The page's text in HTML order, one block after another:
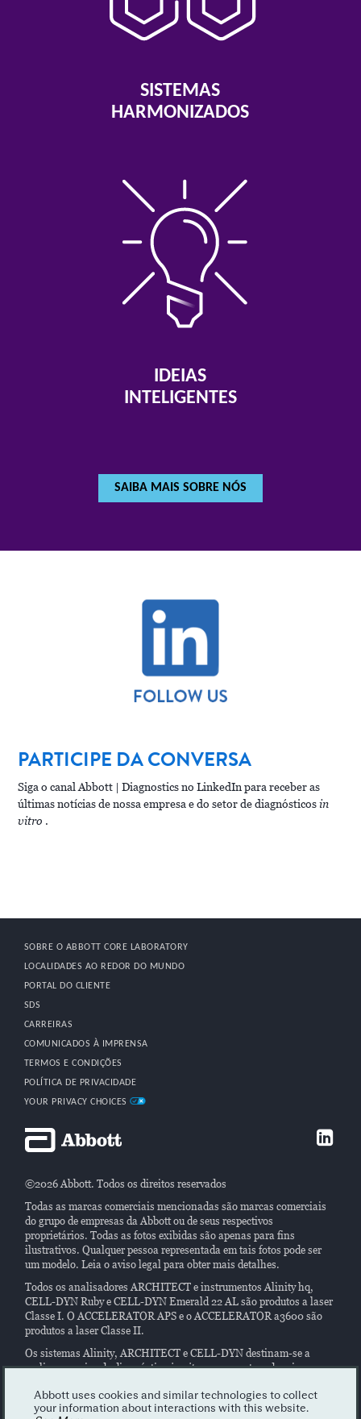
SISTEMAS
HARMONIZADOS
IDEIAS
INTELIGENTES
SAIBA MAIS SOBRE NÓS
PARTICIPE DA CONVERSA
Siga o canal Abbott | Diagnostics no LinkedIn para receber as
últimas notícias de nossa empresa e do setor de diagnósticosin
vitro .
SOBRE O ABBOTT CORE LABORATORY
LOCALIDADES AO REDOR DO MUNDO
PORTAL DO CLIENTE
SDS
CARREIRAS
COMUNICADOS À IMPRENSA
TERMOS E CONDIÇÕES
POLÍTICA DE PRIVACIDADE
YOUR PRIVACY CHOICES
©2026 Abbott. Todos os direitos reservados
Todas as marcas comerciais mencionadas são marcas comerciais
do grupo de empresas da Abbott ou de seus respectivos
proprietários. Todas as fotos exibidas são apenas para fins
ilustrativos. Qualquer pessoa representada em tais fotos pode ser
um modelo. Leia o aviso legal para obter mais detalhes.
Todos os analisadores ARCHITECT e instrumentos Alinity hq,
CELL-DYN Ruby e CELL-DYN Emerald 22 AL são produtos a laser
Classe I. O ACCELERATOR APS e o ACCELERATOR a3600 são
produtos a laser Classe II.
Os sistemas Alinity, ARCHITECT e CELL-DYN destinam-se a
realizar ensaios de diagnósticoin vitroem amostras de origem
nas instruções dos rótulos e/ou do reagente.
Abbott uses cookies and similar technologies to collect
your information about interactions with this website.